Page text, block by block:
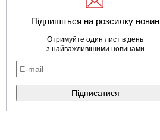
Підпишіться на розсилку новин
Отримуйте один лист в день
з найважливішими новинами